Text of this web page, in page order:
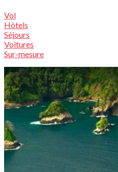
Vol
Hôtels
Séjours
Voitures
Sur-mesure